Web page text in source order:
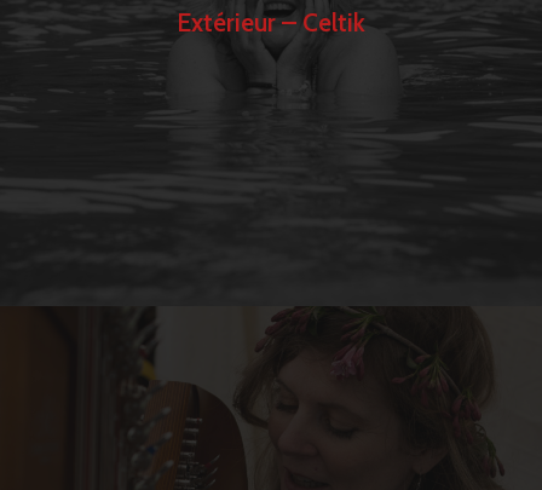
Extérieur – Celtik